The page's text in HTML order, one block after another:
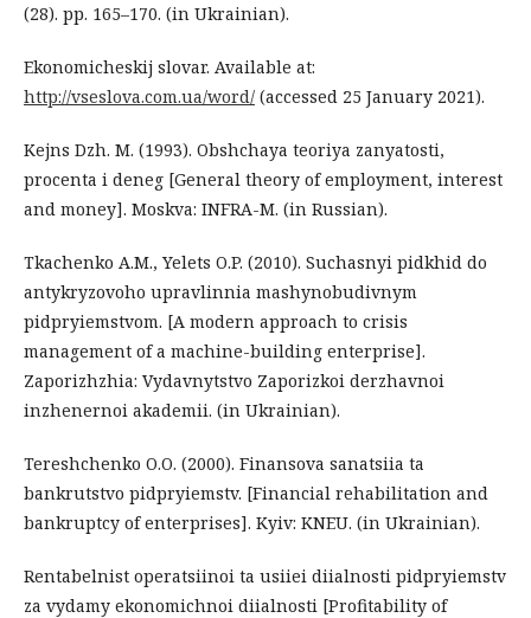
(28). рр. 165–170. (in Ukrainian).
Ekonomicheskij slovar. Available at:
http://vseslova.com.ua/word/ (accessed 25 January 2021).
Kejns Dzh. M. (1993). Obshchaya teoriya zanyatosti,
procenta i deneg [General theory of employment, interest
and money]. Moskva: INFRA-M. (in Russian).
Tkachenko A.M., Yelets O.P. (2010). Suchasnyi pidkhid do
antykryzovoho upravlinnia mashynobudivnym
pidpryiemstvom. [A modern approach to crisis
management of a machine-building enterprise].
Zaporizhzhia: Vydavnytstvo Zaporizkoi derzhavnoi
inzhenernoi akademii. (in Ukrainian).
Tereshchenko O.O. (2000). Finansova sanatsiia ta
bankrutstvo pidpryiemstv. [Financial rehabilitation and
bankruptcy of enterprises]. Kyiv: KNEU. (in Ukrainian).
Rentabelnist operatsiinoi ta usiiei diialnosti pidpryiemstv
za vydamy ekonomichnoi diialnosti [Profitability of